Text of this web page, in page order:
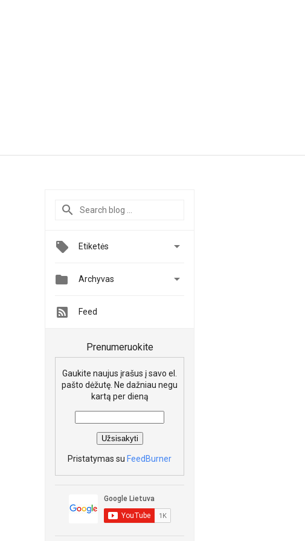
Etiketės 
 Archyvas 
Feed
Prenumeruokite
Gaukite naujus įrašus į savo el.
pašto dėžutę. Ne dažniau negu
kartą per dieną
Pristatymas su FeedBurner